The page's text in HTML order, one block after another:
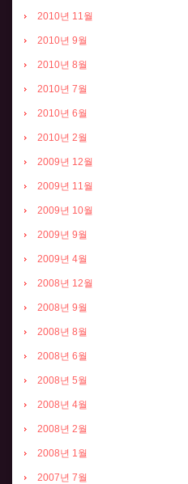
2010년 11월
2010년 9월
2010년 8월
2010년 7월
2010년 6월
2010년 2월
2009년 12월
2009년 11월
2009년 10월
2009년 9월
2009년 4월
2008년 12월
2008년 9월
2008년 8월
2008년 6월
2008년 5월
2008년 4월
2008년 2월
2008년 1월
2007년 7월